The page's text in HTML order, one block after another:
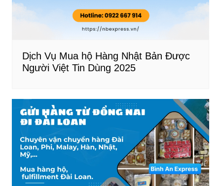
Dịch Vụ Mua hộ Hàng Nhật Bản Được
Người Việt Tin Dùng 2025